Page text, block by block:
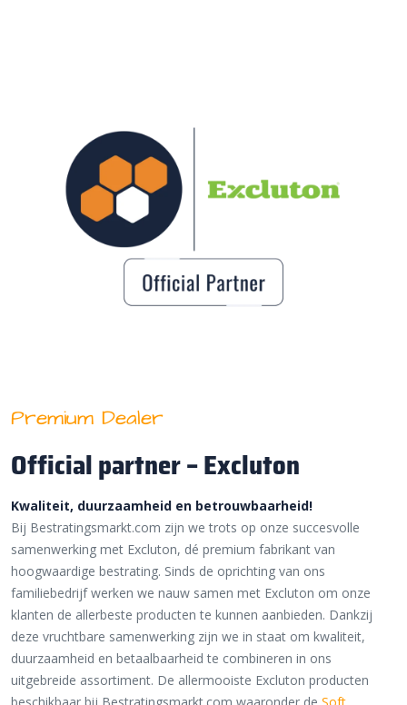
Premium Dealer
Official partner – Excluton
Kwaliteit, duurzaamheid en betrouwbaarheid!
Bij Bestratingsmarkt.com zijn we trots op onze succesvolle
samenwerking met Excluton, dé premium fabrikant van
hoogwaardige bestrating. Sinds de oprichting van ons
familiebedrijf werken we nauw samen met Excluton om onze
klanten de allerbeste producten te kunnen aanbieden. Dankzij
deze vruchtbare samenwerking zijn we in staat om kwaliteit,
duurzaamheid en betaalbaarheid te combineren in ons
uitgebreide assortiment. De allermooiste Excluton producten